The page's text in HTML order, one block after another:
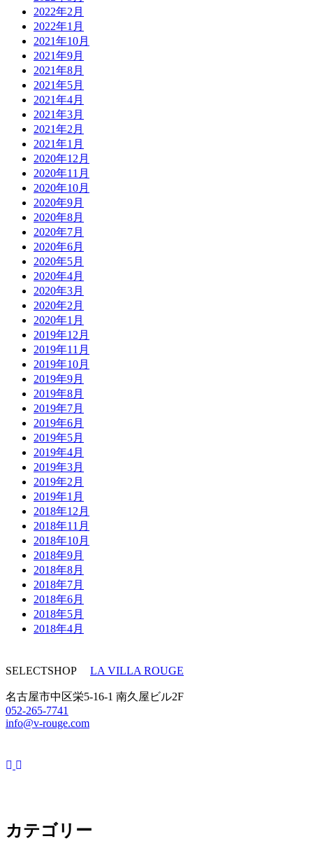
2022年2月
2022年1月
2021年10月
2021年9月
2021年8月
2021年5月
2021年4月
2021年3月
2021年2月
2021年1月
2020年12月
2020年11月
2020年10月
2020年9月
2020年8月
2020年7月
2020年6月
2020年5月
2020年4月
2020年3月
2020年2月
2020年1月
2019年12月
2019年11月
2019年10月
2019年9月
2019年8月
2019年7月
2019年6月
2019年5月
2019年4月
2019年3月
2019年2月
2019年1月
2018年12月
2018年11月
2018年10月
2018年9月
2018年8月
2018年7月
2018年6月
2018年5月
2018年4月
SELECTSHOP LA VILLA ROUGE
名古屋市中区栄5-16-1 南久屋ビル2F
052-265-7741
info@v-rouge.com
カテゴリー